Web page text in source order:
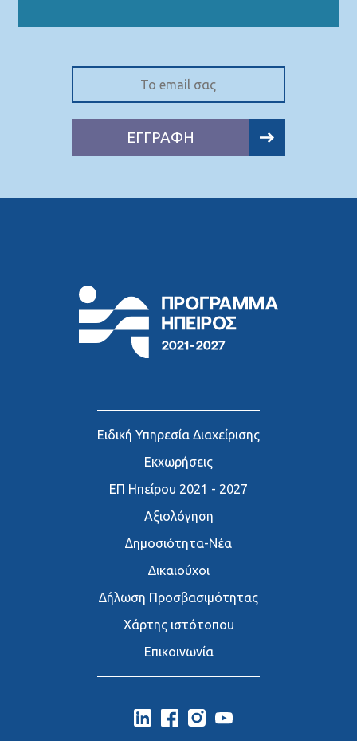
ΕΓΓΡΑΦΗ
Ειδική Υπηρεσία Διαχείρισης
Εκχωρήσεις
ΕΠ Ηπείρου 2021 - 2027
Αξιολόγηση
∆ημοσιότητα-Νέα
∆ικαιούχοι
∆ήλωση Προσβασιμότητας
Χάρτης ιστότοπου
Επικοινωνία